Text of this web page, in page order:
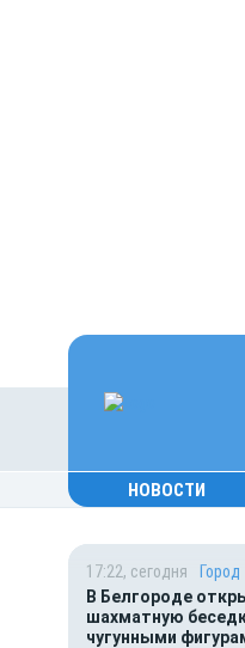
НОВОСТИ
17:22, сегодня
Город
В Белгороде
шахматную
чугунными